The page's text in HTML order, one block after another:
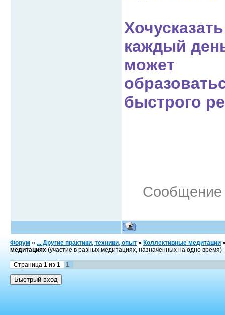
каждый
может
быстрого
Сообщение
Форум » ... Другие практики, техники, опыт » Коллективные медитации
медитациях (участие в разных медитациях, назначенных на одно время)
Страница 1 из 1 1